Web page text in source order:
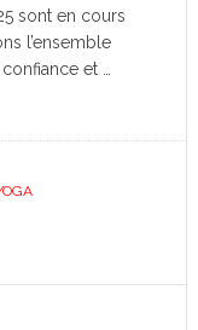
sont en cours
l’ensemble
et …